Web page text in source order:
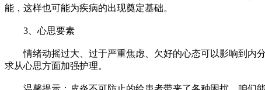
能，这样也可能为疾病的出现奠定基础。
3、心思要素
情绪动摇过大、过于严重焦虑、欠好的心态可以影响到内分
求从心思方面加强护理。